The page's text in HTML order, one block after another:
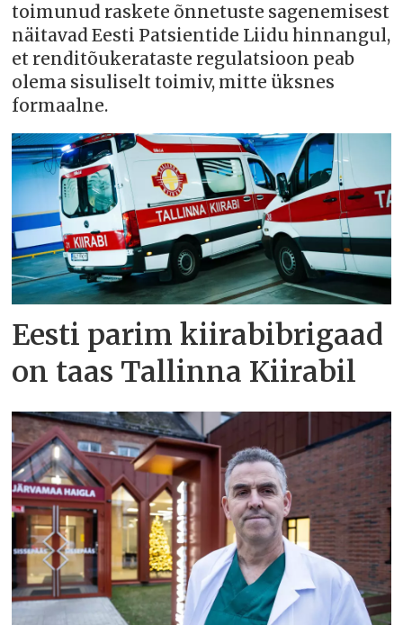
toimunud raskete õnnetuste sagenemisest
näitavad Eesti Patsientide Liidu hinnangul,
et renditõukerataste regulatsioon peab
olema sisuliselt toimiv, mitte üksnes
formaalne.
Eesti parim kiirabibrigaad
on taas Tallinna Kiirabil